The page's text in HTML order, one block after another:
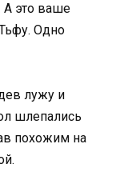
А это ваше
Одно
лужу и
шлепались
похожим на